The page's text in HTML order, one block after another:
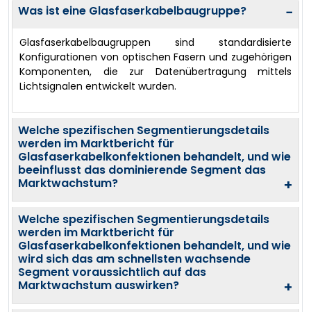
Was ist eine Glasfaserkabelbaugruppe? −
Glasfaserkabelbaugruppen sind standardisierte
Konfigurationen von optischen Fasern und zugehörigen
Komponenten, die zur Datenübertragung mittels
Lichtsignalen entwickelt wurden.
Welche spezifischen Segmentierungsdetails
werden im Marktbericht für
Glasfaserkabelkonfektionen behandelt, und wie
beeinflusst das dominierende Segment das
Marktwachstum?
+
Welche spezifischen Segmentierungsdetails
werden im Marktbericht für
Glasfaserkabelkonfektionen behandelt, und wie
wird sich das am schnellsten wachsende
Segment voraussichtlich auf das
Marktwachstum auswirken?
+